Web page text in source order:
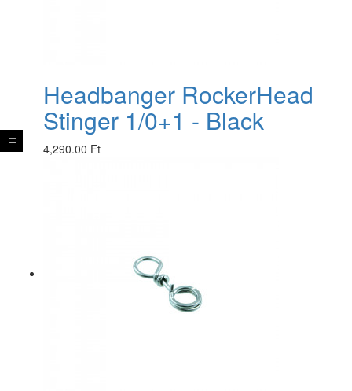
Headbanger RockerHead
Stinger 1/0+1 - Black
4,290.00 Ft